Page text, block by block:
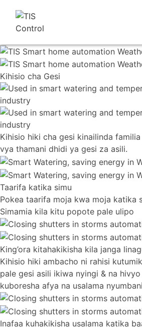
Kihisio cha Gesi
Kihisio hiki cha gesi kinailinda
vya thamani dhidi ya gesi za asili.
Taarifa katika simu
Pokea taarifa moja kwa moja katika
Simamia kila kitu popote pale ulipo
King’ora kitahakikisha kila janga
Kihisio hiki ambacho ni rahisi
pale gesi asili ikiwa nyingi & na
kuboresha afya na usalama
Inafaa kuhakikisha usalama katika